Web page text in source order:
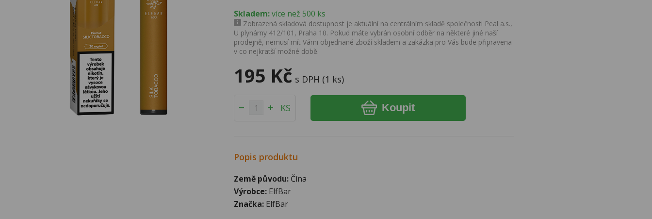
Skladem:více než 500 ks
Zobrazená skladová dostupnost je aktuální na centrálním skladě společnosti Peal a.s.,
U plynárny 412/101, Praha 10. Pokud máte vybrán osobní odběr na některé jiné naší
prodejně, nemusí mít Vámi objednané zboží skladem a zakázka pro Vás bude připravena
v co nejkratší možné době.
195 Kč s DPH (1 ks)
KS Koupit
Popis produktu
Země původu: Čína
Výrobce: ElfBar
Značka: ElfBar